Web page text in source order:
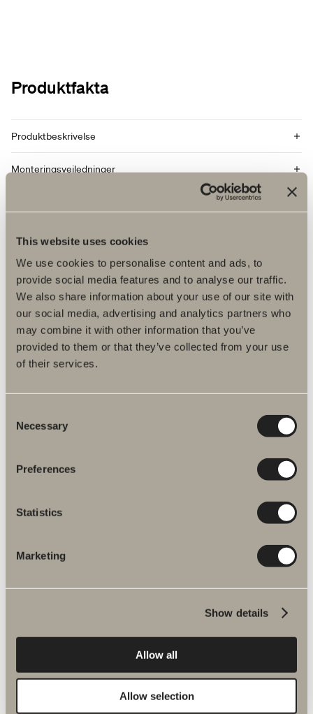
This website uses cookies
We use cookies to personalise content and ads, to
provide social media features and to analyse our traffic.
We also share information about your use of our site with
our social media, advertising and analytics partners who
may combine it with other information that you’ve
provided to them or that they’ve collected from your use
of their services.
Selection
Necessary
Preferences
Statistics
Marketing
Show details
Allow all
Allow selection
Produktfakta
Produktbeskrivelse
Monteringsvejledninger
Artikelnummer
Specifikation
armaturer
Halde reservedele